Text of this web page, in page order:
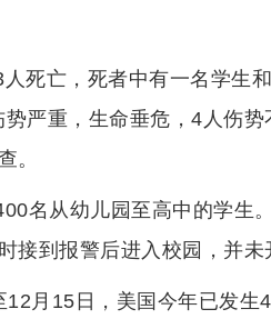
死亡，死者中有一名学生
严重，生命垂危，4人伤
。
名从幼儿园至高中的学生
接到报警后进入校园，并未
12月15日，美国今年已发